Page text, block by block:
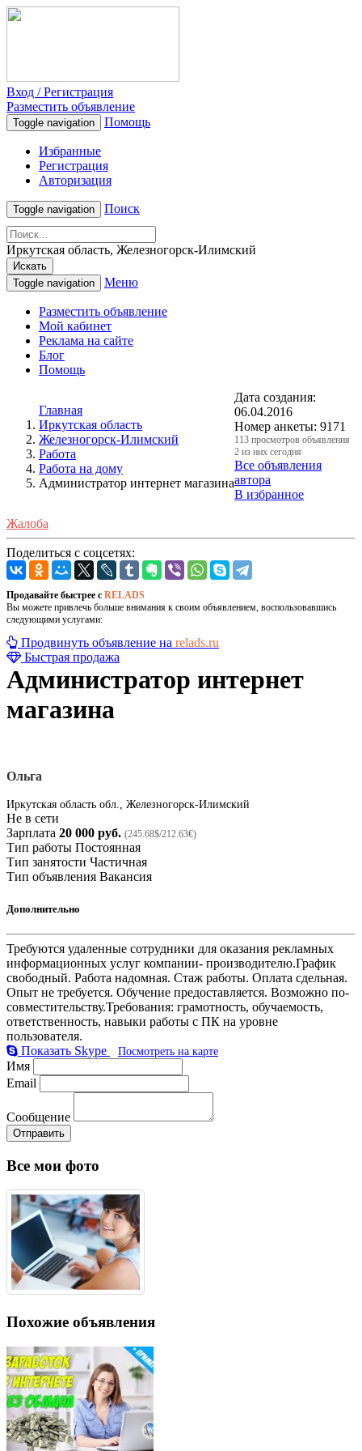
Вход / Регистрация
Разместить объявление
Toggle navigation Помощь
Избранные
Регистрация
Авторизация
Toggle navigation Поиск
Иркутская область, Железногорск-Илимский
Искать
Toggle navigation
Меню
Разместить объявление
Мой кабинет
Реклама на сайте
Блог
Помощь
Главная
Иркутская область
Железногорск-Илимский
Работа
Работа на дому
Администратор интернет магазина
Дата создания:
06.04.2016
Номер анкеты: 9171
113 просмотров объявления
2 из них сегодня
Все объявления
автора
В избранное
Жалоба
Поделиться с соцсетях:
Продавайте быстрее с RELADS
Вы можете привлечь больше внимания к своим объявлением, воспользовавшись
следующими услугами:
Продвинуть объявление на relads.ru
Быстрая продажа
Администратор интернет
магазина
Ольга
Иркутская область обл., Железногорск-Илимский
Не в сети
Зарплата 20 000 руб. (245.68$/212.63€)
Тип работы Постоянная
Тип занятости Частичная
Тип объявления Вакансия
Дополнительно
Требуются удаленные сотрудники для оказания рекламных
информационных услуг компании- производителю.График
свободный. Работа надомная. Стаж работы. Оплата сдельная.
Опыт не требуется. Обучение предоставляется. Возможно по-
совместительству.Требования: грамотность, обучаемость,
ответственность, навыки работы с ПК на уровне
пользователя.
Показать Skype
Посмотреть на карте
Имя
Email
Сообщение
Отправить
Все мои фото
Похожие объявления